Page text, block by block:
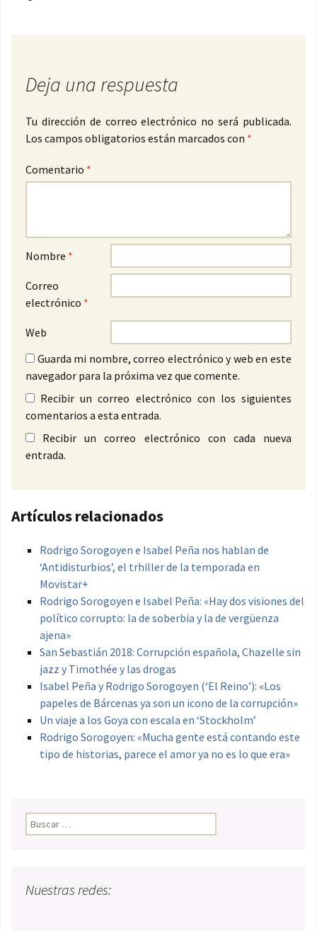
Deja una respuesta
Tu dirección de correo electrónico no será publicada.
Los campos obligatorios están marcados con *
Comentario *
Nombre *
Correo
electrónico *
Web
Guarda mi nombre, correo electrónico y web en este
navegador para la próxima vez que comente.
Recibir un correo electrónico con los siguientes
comentarios a esta entrada.
Recibir un correo electrónico con cada nueva
entrada.
Artículos relacionados
Rodrigo Sorogoyen e Isabel Peña nos hablan de
‘Antidisturbios’, el trhiller de la temporada en
Movistar+
Rodrigo Sorogoyen e Isabel Peña: «Hay dos visiones del
político corrupto: la de soberbia y la de vergüenza
ajena»
San Sebastián 2018: Corrupción española, Chazelle sin
jazz y Timothée y las drogas
Isabel Peña y Rodrigo Sorogoyen (‘El Reino’): «Los
papeles de Bárcenas ya son un icono de la corrupción»
Un viaje a los Goya con escala en ‘Stockholm’
Rodrigo Sorogoyen: «Mucha gente está contando este
tipo de historias, parece el amor ya no es lo que era»
Buscar:
Nuestras redes: